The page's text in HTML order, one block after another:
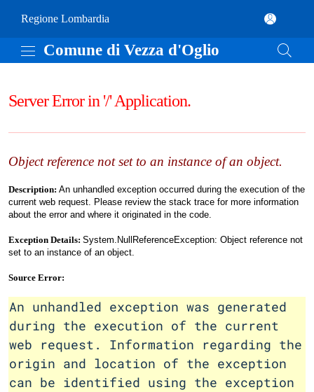
Comune di Vezza d'Oglio
Regione Lombardia
Comune di Vezza d'Oglio
Server Error in '/' Application.
Object reference not set to an instance of an object.
Description: An unhandled exception occurred during the execution of the
current web request. Please review the stack trace for more information
about the error and where it originated in the code.
Exception Details: System.NullReferenceException: Object reference not
set to an instance of an object.
Source Error:
An unhandled exception was generated
during the execution of the current
web request. Information regarding the
origin and location of the exception
can be identified using the exception